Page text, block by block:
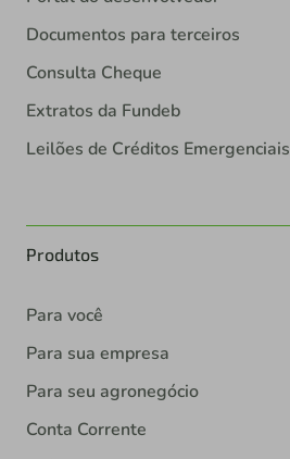
Documentos para terceiros
Consulta Cheque
Extratos da Fundeb
Leilões de Créditos Emergenciais
Produtos
Para você
Para sua empresa
Para seu agronegócio
Conta Corrente